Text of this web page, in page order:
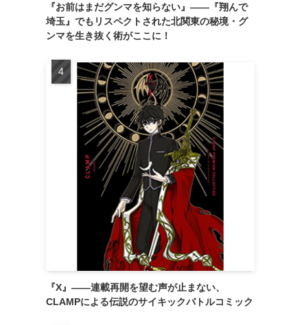
『お前はまだグンマを知らない』――『翔んで
埼玉』でもリスペクトされた北関東の秘境・グ
ンマを生き抜く術がここに！
『X』——連載再開を望む声が止まない、
CLAMPによる伝説のサイキックバトルコミック